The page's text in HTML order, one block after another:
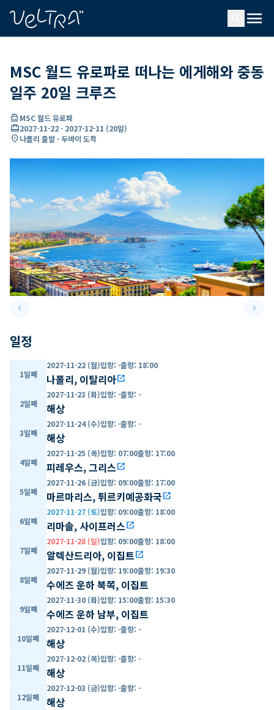
menu
MSC 월드 유로파로 떠나는 에게해와 중동
일주 20일 크루즈
directions_boatMSC 월드 유로파
card_travel2027-11-22- 2027-12-11 (20일)
location_on나폴리 출발 - 두바이 도착
keyboard_arrow_leftPrevious slide keyboard_arrow_right
일정
1일째
2027-11-22 (월)입항: -출항: 18:00
나폴리, 이탈리아open_in_new
2일째
2027-11-23 (화)입항: -출항: -
해상
3일째
2027-11-24 (수)입항: -출항: -
해상
4일째
2027-11-25 (목)입항: 07:00출항: 17:00
피레우스, 그리스open_in_new
5일째
2027-11-26 (금)입항: 09:00출항: 17:00
마르마리스, 튀르키예공화국open_in_new
6일째
2027-11-27 (토)입항: 09:00출항: 18:00
리마솔, 사이프러스open_in_new
7일째
2027-11-28 (일)입항: 09:00출항: 18:00
알렉산드리아, 이집트open_in_new
8일째
2027-11-29 (월)입항: 19:00출항: 19:30
수에즈 운하 북쪽, 이집트
9일째
2027-11-30 (화)입항: 15:00출항: 15:30
수에즈 운하 남부, 이집트
10일째
2027-12-01 (수)입항: -출항: -
해상
11일째
2027-12-02 (목)입항: -출항: -
해상
12일째
2027-12-03 (금)입항: -출항: -
해상